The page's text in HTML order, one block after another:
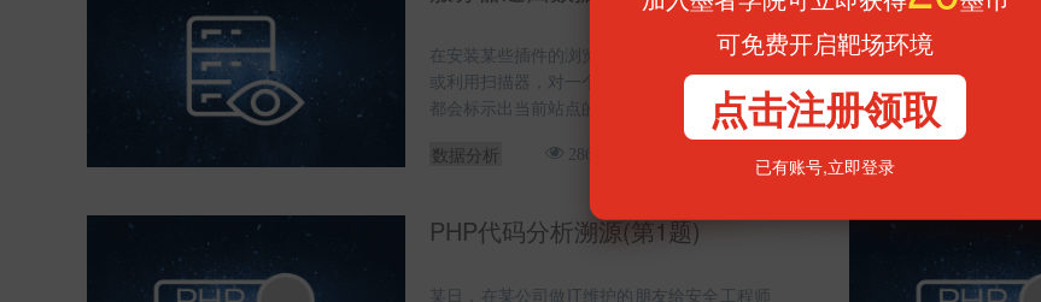
在安装某些插件的浏览器访问一些WEB站点、
或利用扫描器，对一个WEB站点进行扫描时，
都会标示出当前站点的业务中间件类型（
数据分析
28624 2059
PHP代码分析溯源(第1题)
某日，在某公司做IT维护的朋友给安全工程师
加入墨者学院可立即获得20
可免费开启靶场环境
点击注册领取